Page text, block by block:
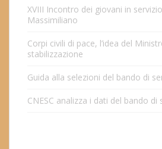
XVIII Incontro dei giovani in
Massimiliano
Corpi civili di pace, l’idea del
stabilizzazione
Guida alla selezioni del bando di
CNESC analizza i dati del bando di